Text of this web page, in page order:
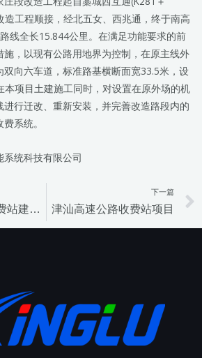
造工程顺接，经北五女、西兆通，终于南高
线全长15.844公里。在满足功能要求的前
，以现有公路用地界为控制，在原主线外
向六车道，标准路基横断面宽33.5米，设
项目土建施工同时，对设置在原外场的机
行迁改、重新安装，并完善改造路段内的
系统。
统科技有限公司
昆明高速公路收费站建设工程
下一篇
津汕高速公路收费站项目